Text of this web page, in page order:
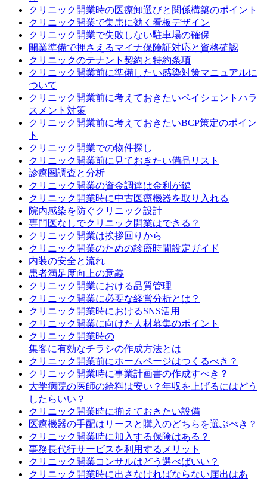
クリニック開業時の医療卸選びと関係構築のポイント
クリニック開業で集患に効く看板デザイン
クリニック開業で失敗しない駐車場の確保
開業準備で押さえるマイナ保険証対応と資格確認
クリニックのテナント契約と特約条項
クリニック開業前に準備したい感染対策マニュアルに
ついて
クリニック開業前に考えておきたいペイシェントハラ
スメント対策
クリニック開業前に考えておきたいBCP策定のポイン
ト
クリニック開業での物件探し
クリニック開業前に見ておきたい備品リスト
診療圏調査と分析
クリニック開業の資金調達は金利が鍵
クリニック開業時に中古医療機器を取り入れる
院内感染を防ぐクリニック設計
専門医なしでクリニック開業はできる？
クリニック開業は挨拶回りから
クリニック開業のための診療時間設定ガイド
内装の安全と流れ
患者満足度向上の意義
クリニック開業における品質管理
クリニック開業に必要な経営分析とは？
クリニック開業時におけるSNS活用
クリニック開業に向けた人材募集のポイント
クリニック開業時の
集客に有効なチラシの作成方法とは
クリニック開業前にホームページはつくるべき？
クリニック開業時に事業計画書の作成すべき？
大学病院の医師の給料は安い？年収を上げるにはどう
したらいい？
クリニック開業時に揃えておきたい設備
医療機器の手配はリースと購入のどちらを選ぶべき？
クリニック開業時に加入する保険はある？
事務長代行サービスを利用するメリット
クリニック開業コンサルはどう選べばいい？
クリニック開業時に出さなければならない届出はあ